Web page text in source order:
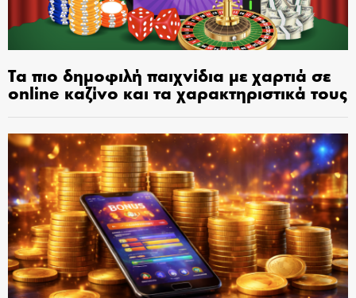
Τα πιο δημοφιλή παιχνίδια με χαρτιά σε
online καζίνο και τα χαρακτηριστικά τους